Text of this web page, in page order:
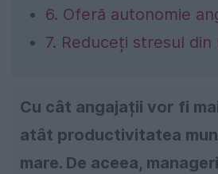
6. Oferă autonomie
7. Reduceți stresul
Cu cât angajații vor fi
atât productivitatea
mare. De aceea,